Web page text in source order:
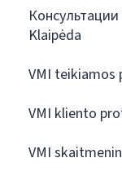
Klaipėda
VMI teikiamos
VMI kliento
VMI